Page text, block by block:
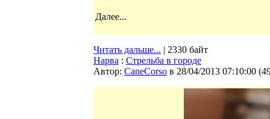
Далее...
Читать дальше... | 2330 байт
Нарва : Стрельба в городе
Автор: CaneCorso в 28/04/2013 07:10:00 (